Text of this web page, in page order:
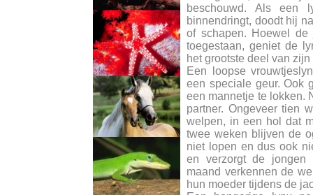
beschouwd. Als een
binnendringt, doodt hij
of schapen. Hoewel
toegestaan, geniet de
het grootste deel van
Een loopse
een speciale geur. Ook
een mannetje te lokken.
partner. Ongeveer tien
welpen, in een hol dat
twee weken blijven de
niet lopen en dus ook
en verzorgt de jongen
maand verkennen de
hun moeder tijdens de